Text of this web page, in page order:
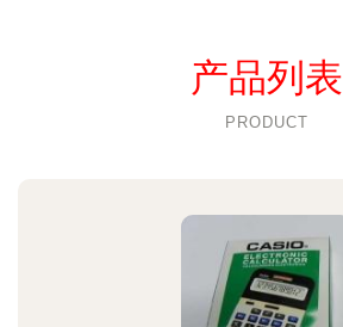
产品列表
PRODUCT